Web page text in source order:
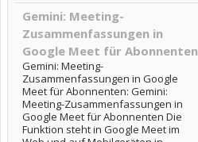
Gemini: Meeting-
Zusammenfassungen in
Google Meet für Abonnenten
Gemini: Meeting-
Zusammenfassungen in Google
Meet für Abonnenten: Gemini:
Meeting-Zusammenfassungen in
Google Meet für Abonnenten Die
Funktion steht in Google Meet im